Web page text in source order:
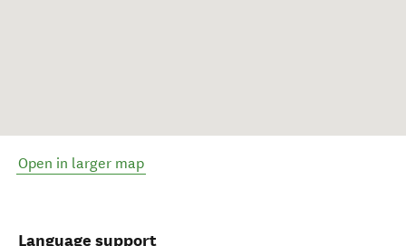
Open in larger map
Language support